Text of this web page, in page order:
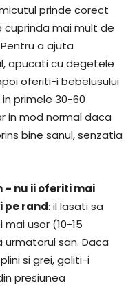
prinde corect
cuprinda mai mult de
a ajuta
apucati cu degetele
oferiti-i bebelusului
primele 30-60
in mod normal daca
bine sanul, senzatia
nu ii oferiti mai
rand: il lasati sa
usor (10-15
san. Daca
si grei, goliti-i
presiunea